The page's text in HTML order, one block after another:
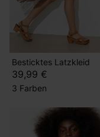
Besticktes Latzkleid
39,99 €
3 Farben